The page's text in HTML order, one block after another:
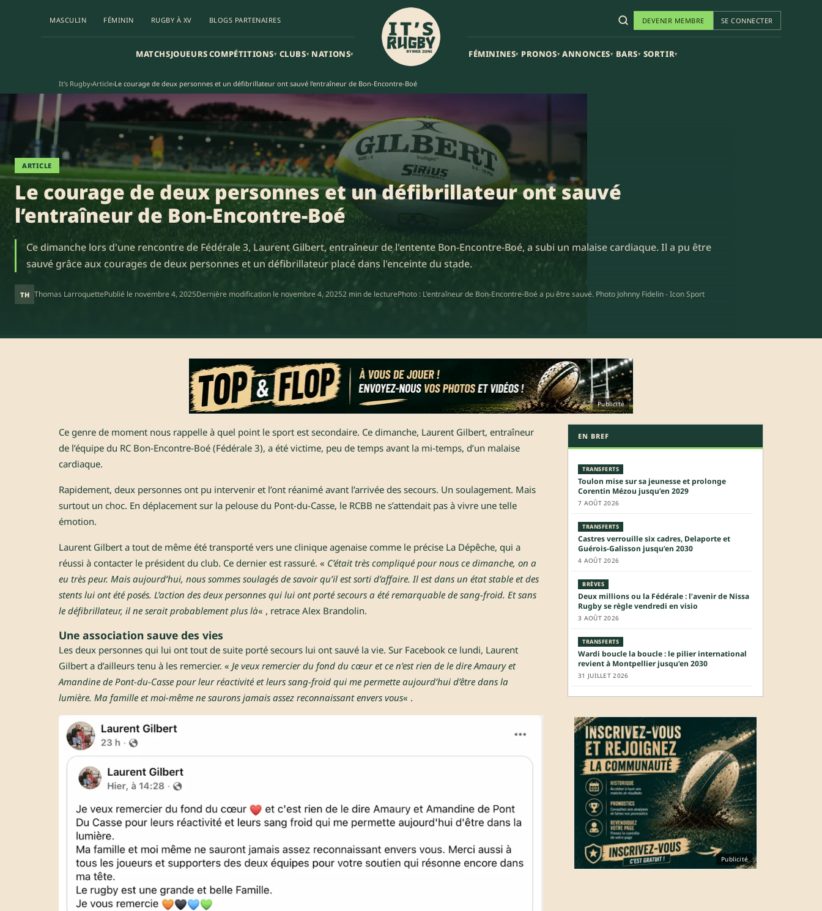
MASCULIN FÉMININ RUGBY À XV BLOGS PARTENAIRES
MATCHSJOUEURSCOMPÉTITIONS▾ CLUBS▾ NATIONS▾
DEVENIR MEMBRE SE CONNECTER
FÉMININES▾ PRONOS▾ ANNONCES▾ BARS▾ SORTIR▾
It's Rugby›Article›Le courage de deux personnes et un défibrillateur ont sauvé l’entraîneur de Bon-Encontre-Boé
ARTICLE
Le courage de deux personnes et un défibrillateur ont sauvé
l’entraîneur de Bon-Encontre-Boé
Ce dimanche lors d'une rencontre de Fédérale 3, Laurent Gilbert, entraîneur de l'entente Bon-Encontre-Boé, a subi un malaise cardiaque. Il a pu être
sauvé grâce aux courages de deux personnes et un défibrillateur placé dans l'enceinte du stade.
TH Thomas LarroquettePublié le novembre 4, 2025Dernière modification le novembre 4, 20252 min de lecturePhoto : L'entraîneur de Bon-Encontre-Boé a pu être sauvé. Photo Johnny Fidelin - Icon Sport
Publicité
Ce genre de moment nous rappelle à quel point le sport est secondaire. Ce dimanche, Laurent Gilbert, entraîneur
de l’équipe du RC Bon-Encontre-Boé (Fédérale 3), a été victime, peu de temps avant la mi-temps, d’un malaise
cardiaque.
Rapidement, deux personnes ont pu intervenir et l’ont réanimé avant l’arrivée des secours. Un soulagement. Mais
surtout un choc. En déplacement sur la pelouse du Pont-du-Casse, le RCBB ne s’attendait pas à vivre une telle
émotion.
Laurent Gilbert a tout de même été transporté vers une clinique agenaise comme le précise La Dépêche, qui a
réussi à contacter le président du club. Ce dernier est rassuré. « C’était très compliqué pour nous ce dimanche, on a
eu très peur. Mais aujourd’hui, nous sommes soulagés de savoir qu’il est sorti d’affaire. Il est dans un état stable et des
stents lui ont été posés. L’action des deux personnes qui lui ont porté secours a été remarquable de sang-froid. Et sans
le défibrillateur, il ne serait probablement plus là« , retrace Alex Brandolin.
Une association sauve des vies
Les deux personnes qui lui ont tout de suite porté secours lui ont sauvé la vie. Sur Facebook ce lundi, Laurent
Gilbert a d’ailleurs tenu à les remercier. « Je veux remercier du fond du cœur et ce n’est rien de le dire Amaury et
Amandine de Pont-du-Casse pour leur réactivité et leurs sang-froid qui me permette aujourd’hui d’être dans la
lumière. Ma famille et moi-même ne saurons jamais assez reconnaissant envers vous« .
EN BREF
TRANSFERTS
Toulon mise sur sa jeunesse et prolonge
Corentin Mézou jusqu’en 2029
7 AOÛT 2026
TRANSFERTS
Castres verrouille six cadres, Delaporte et
Guérois-Galisson jusqu’en 2030
4 AOÛT 2026
BRÈVES
Deux millions ou la Fédérale : l’avenir de Nissa
Rugby se règle vendredi en visio
3 AOÛT 2026
TRANSFERTS
Wardi boucle la boucle : le pilier international
revient à Montpellier jusqu’en 2030
31 JUILLET 2026
Publicité